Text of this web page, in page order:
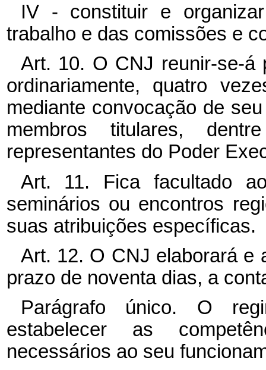
IV - constituir e
trabalho e das comissões e
Art. 10. O CNJ reunir-se-á
ordinariamente, quatro
mediante convocação de
membros titulares,
representantes do Poder
Art. 11. Fica facultado
seminários ou encontros
suas atribuições específicas.
Art. 12. O CNJ elaborará e
prazo de noventa dias, a
Parágrafo único. O
estabelecer as
necessários ao seu